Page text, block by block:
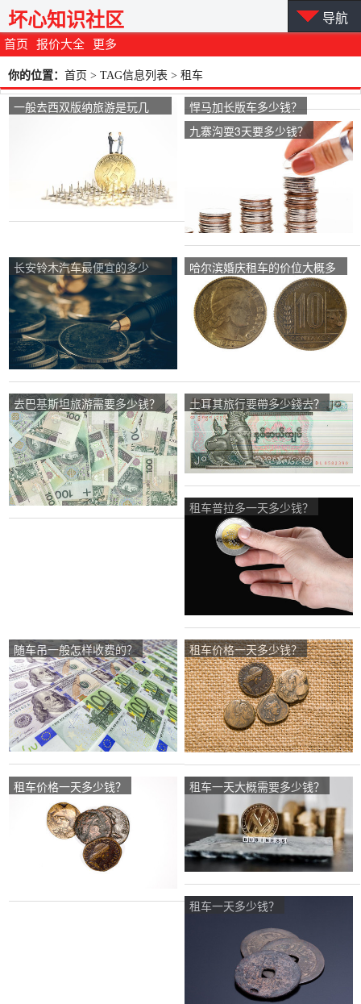
首页 报价大全 更多
坏心知识社区 导航
你的位置： 首页 > TAG信息列表 > 租车
一般去西双版纳旅游是玩几
悍马加长版车多少钱？
九寨沟耍3天要多少钱？
长安铃木汽车最便宜的多少
钱？
哈尔滨婚庆租车的价位大概多
少钱。一台林肯，后面二十辆
奥迪？
去巴基斯坦旅游需要多少钱？ 土耳其旅行要帶多少錢去？
租车普拉多一天多少钱？
随车吊一般怎样收费的？ 租车价格一天多少钱？
租车价格一天多少钱？ 租车一天大概需要多少钱？
租车一天多少钱？